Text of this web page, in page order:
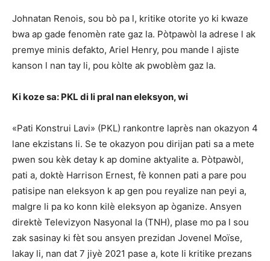
Johnatan Renois, sou bò pa l, kritike otorite yo ki kwaze
bwa ap gade fenomèn rate gaz la. Pòtpawòl la adrese l ak
premye minis defakto, Ariel Henry, pou mande l ajiste
kanson l nan tay li, pou kòlte ak pwoblèm gaz la.
Ki koze sa: PKL di li pral nan eleksyon, wi
«Pati Konstrui Lavi» (PKL) rankontre laprès nan okazyon 4
lane ekzistans li. Se te okazyon pou dirijan pati sa a mete
pwen sou kèk detay k ap domine aktyalite a. Pòtpawòl,
pati a, doktè Harrison Ernest, fè konnen pati a pare pou
patisipe nan eleksyon k ap gen pou reyalize nan peyi a,
malgre li pa ko konn kilè eleksyon ap òganize. Ansyen
direktè Televizyon Nasyonal la (TNH), plase mo pa l sou
zak sasinay ki fèt sou ansyen prezidan Jovenel Moïse,
lakay li, nan dat 7 jiyè 2021 pase a, kote li kritike prezans